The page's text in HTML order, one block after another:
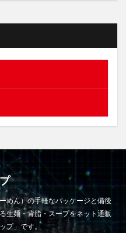
めん）の手軽なパッケージと備後
生麺・背脂・スープをネット通販
プ」です。